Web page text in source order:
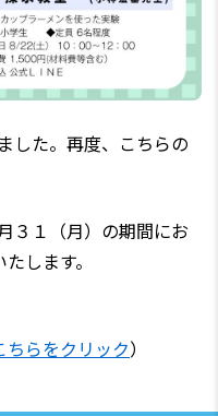
した。再度、こちらの
３１（月）の期間にお
します。
ちらをクリック）